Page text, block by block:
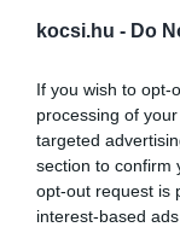
kocsi.hu - Do
If you wish to opt-
processing of
targeted
section to confirm
opt-out request is
interest-based
Már az
beszél az